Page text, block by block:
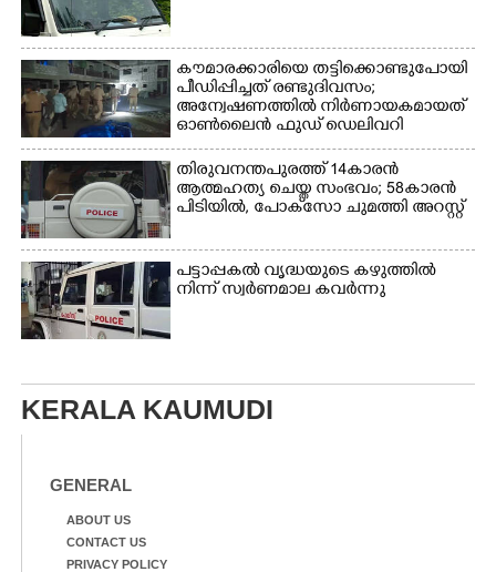
കൗമാരക്കാരിയെ തട്ടിക്കൊണ്ടുപോയി
പീഡിപ്പിച്ചത് രണ്ടുദിവസം;
അന്വേഷണത്തിൽ നിർണായകമായത്
ഓൺലൈൻ ഫുഡ് ഡെലിവറി
തിരുവനന്തപുരത്ത് 14കാരൻ
ആത്മഹത്യ ചെയ്ത സംഭവം; 58കാരൻ
പിടിയിൽ, പോക്‌സോ ചുമത്തി അറസ്റ്റ്
പട്ടാപ്പകൽ വൃദ്ധയുടെ കഴുത്തിൽ
നിന്ന് സ്വർണമാല കവർന്നു
KERALA KAUMUDI
GENERAL
ABOUT US
CONTACT US
PRIVACY POLICY